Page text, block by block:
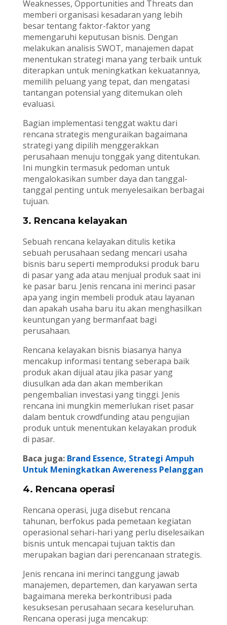
Weaknesses, Opportunities and Threats dan
memberi organisasi kesadaran yang lebih
besar tentang faktor-faktor yang
memengaruhi keputusan bisnis. Dengan
melakukan analisis SWOT, manajemen dapat
menentukan strategi mana yang terbaik untuk
diterapkan untuk meningkatkan kekuatannya,
memilih peluang yang tepat, dan mengatasi
tantangan potensial yang ditemukan oleh
evaluasi.
Bagian implementasi tenggat waktu dari
rencana strategis menguraikan bagaimana
strategi yang dipilih menggerakkan
perusahaan menuju tonggak yang ditentukan.
Ini mungkin termasuk pedoman untuk
mengalokasikan sumber daya dan tanggal-
tanggal penting untuk menyelesaikan berbagai
tujuan.
3. Rencana kelayakan
Sebuah rencana kelayakan ditulis ketika
sebuah perusahaan sedang mencari usaha
bisnis baru seperti memproduksi produk baru
di pasar yang ada atau menjual produk saat ini
ke pasar baru. Jenis rencana ini merinci pasar
apa yang ingin membeli produk atau layanan
dan apakah usaha baru itu akan menghasilkan
keuntungan yang bermanfaat bagi
perusahaan.
Rencana kelayakan bisnis biasanya hanya
mencakup informasi tentang seberapa baik
produk akan dijual atau jika pasar yang
diusulkan ada dan akan memberikan
pengembalian investasi yang tinggi. Jenis
rencana ini mungkin memerlukan riset pasar
dalam bentuk crowdfunding atau pengujian
produk untuk menentukan kelayakan produk
di pasar.
Baca juga: Brand Essence, Strategi Ampuh
Untuk Meningkatkan Awereness Pelanggan
4. Rencana operasi
Rencana operasi, juga disebut rencana
tahunan, berfokus pada pemetaan kegiatan
operasional sehari-hari yang perlu diselesaikan
bisnis untuk mencapai tujuan taktis dan
merupakan bagian dari perencanaan strategis.
Jenis rencana ini merinci tanggung jawab
manajemen, departemen, dan karyawan serta
bagaimana mereka berkontribusi pada
kesuksesan perusahaan secara keseluruhan.
Rencana operasi juga mencakup: